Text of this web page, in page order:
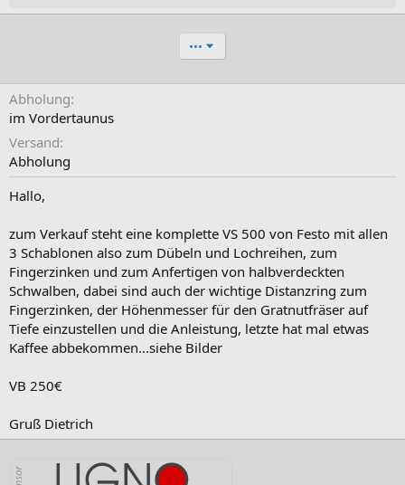
•••
Abholung
im Vordertaunus
Versand
Abholung
Hallo,
zum Verkauf steht eine komplette VS 500 von Festo mit allen
3 Schablonen also zum Dübeln und Lochreihen, zum
Fingerzinken und zum Anfertigen von halbverdeckten
Schwalben, dabei sind auch der wichtige Distanzring zum
Fingerzinken, der Höhenmesser für den Gratnutfräser auf
Tiefe einzustellen und die Anleistung, letzte hat mal etwas
Kaffee abbekommen...siehe Bilder
VB 250€
Gruß Dietrich